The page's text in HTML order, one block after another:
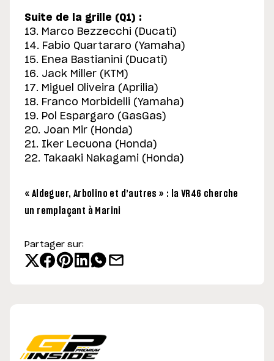
Suite de la grille (Q1) :
13. Marco Bezzecchi (Ducati)
14. Fabio Quartararo (Yamaha)
15. Enea Bastianini (Ducati)
16. Jack Miller (KTM)
17. Miguel Oliveira (Aprilia)
18. Franco Morbidelli (Yamaha)
19. Pol Espargaro (GasGas)
20. Joan Mir (Honda)
21. Iker Lecuona (Honda)
22. Takaaki Nakagami (Honda)
« Aldeguer, Arbolino et d’autres » : la VR46 cherche
un remplaçant à Marini
Partager sur: